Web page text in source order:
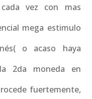
vez con mas
mega estimulo
o acaso haya
2da moneda en
fuertemente,